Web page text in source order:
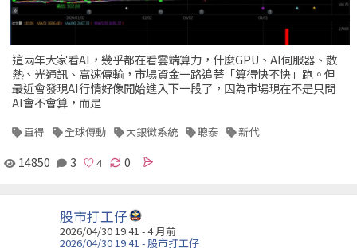
這兩年大家看AI，幾乎都在看雲端算力，什麼GPU、AI伺服器、散
熱、光通訊、高速傳輸，市場資金一路追著「算得快不快」跑。但
最近會發現AI行情好像開始進入下一段了，因為市場現在不是只問
AI會不會算，而是
直得 全球傳動 大銀微系統 聰泰 新代
14850 3 0
股市打工仔
2026/04/30 19:41 - 4 月前
2026/04/30 19:41 - 股市打工仔